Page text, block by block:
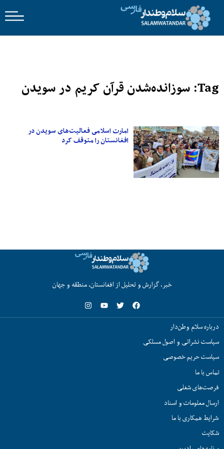
Tag: سوزانده‌شدن قرآن کریم در سویدن
امارت اسلامی فعالیت‌های سویدن در
افغانستان را متوقف کرد
خبر، گزارش و تحلیل از افغانستان، منطقه و جهان
درباره سلام وطن‌دار
سیاست نشراتی و اصول مسلکی
سیاست حریم خصوصی
تماس با ما
فرصت‌های شغلی
ارسال معلومات و اسناد
شرایط همکاری با ما
شکایت